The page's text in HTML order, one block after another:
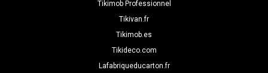
Tikimob Professionnel
Tikivan.fr
Tikimob.es
Tikideco.com
Lafabriqueducarton.fr